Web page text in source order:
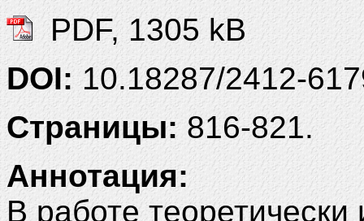
PDF, 1305 kB
DOI:10.18287/2412-
Страницы: 816-821.
Аннотация:
В работе